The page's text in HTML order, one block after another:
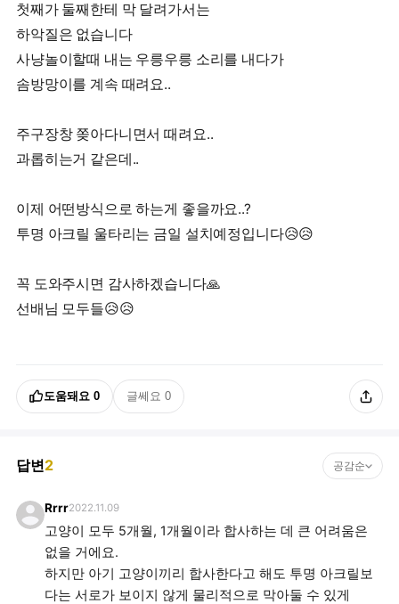
첫째가 둘째한테 막 달려가서는
하악질은 없습니다
사냥놀이할때 내는 우릉우릉 소리를 내다가
솜방망이를 계속 때려요..
주구장창 쫒아다니면서 때려요..
과롭히는거 같은데..
이제 어떤방식으로 하는게 좋을까요..?
투명 아크릴 울타리는 금일 설치예정입니다😥😥
꼭 도와주시면 감사하겠습니다🙏
선배님 모두들😥😥
도움돼요 0 글쎄요 0
답변2 공감순
Rrrr2022.11.09
고양이 모두 5개월, 1개월이라 합사하는 데 큰 어려움은
없을 거에요.
하지만 아기 고양이끼리 합사한다고 해도 투명 아크릴보
다는 서로가 보이지 않게 물리적으로 막아둘 수 있게